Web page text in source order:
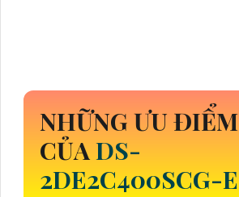
NHỮNG ƯU ĐIỂM
CỦADS-
2DE2C400SCG-E